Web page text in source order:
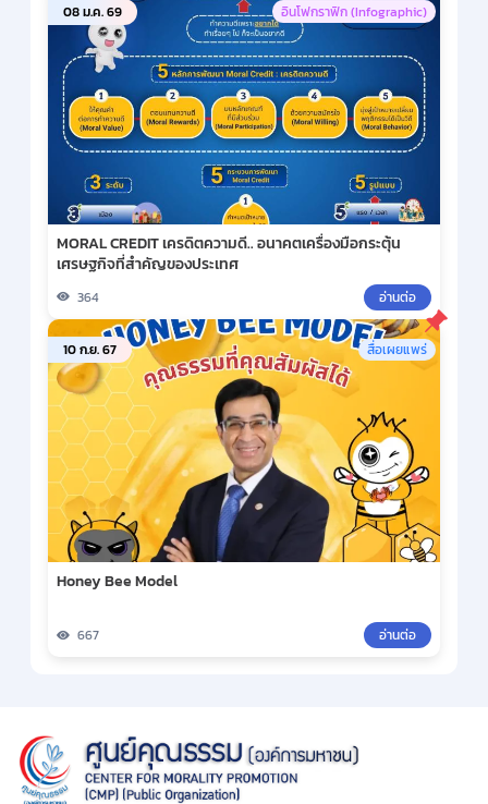
08 ม.ค. 69 อินโฟกราฟิก (Infographic)
MORAL CREDIT เครดิตความดี.. อนาคตเครื่องมือกระตุ้น
เศรษฐกิจที่สำคัญของประเทศ
364 อ่านต่อ
10 ก.ย. 67 สื่อเผยแพร่
Honey Bee Model
667 อ่านต่อ